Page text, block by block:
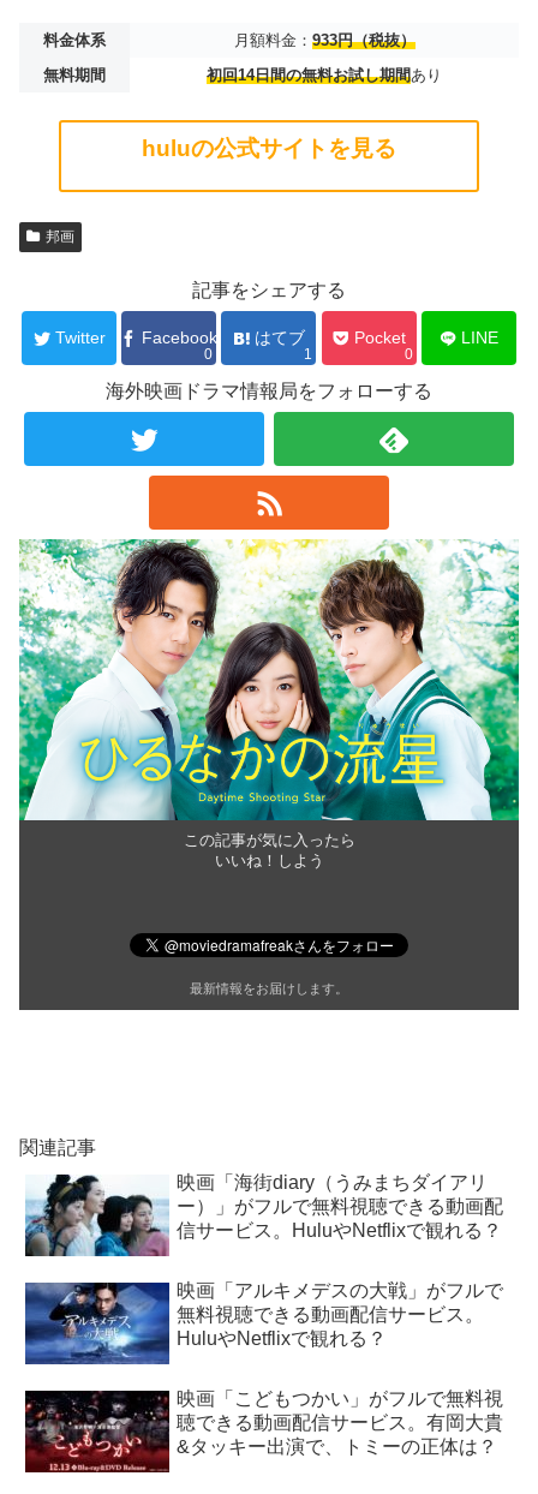
料金体系 月額料金： 933円（税抜）
無料期間
初回14日間の無料お試し期間あり
huluの公式サイトを見る
邦画
記事をシェアする
Twitter Facebook
0
はてブ
1
Pocket
0
LINE
海外映画ドラマ情報局をフォローする
この記事が気に入ったら
いいね！しよう
最新情報をお届けします。
関連記事
映画「海街diary（うみまちダイアリ
ー）」がフルで無料視聴できる動画配
信サービス。HuluやNetflixで観れる？
映画「アルキメデスの大戦」がフルで
無料視聴できる動画配信サービス。
HuluやNetflixで観れる？
映画「こどもつかい」がフルで無料視
聴できる動画配信サービス。有岡大貴
&タッキー出演で、トミーの正体は？